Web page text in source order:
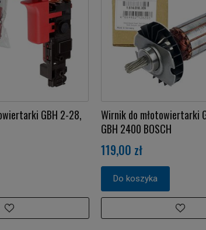
GBH 2-28,
Wirnik do młotowiertarki
GBH 2400 BOSCH
119,00 zł
Do koszyka